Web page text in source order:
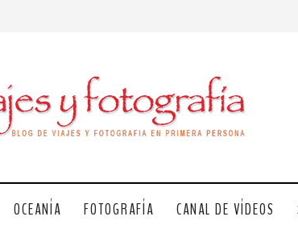
OCEANÍA FOTOGRAFÍA CANAL DE VÍDEOS